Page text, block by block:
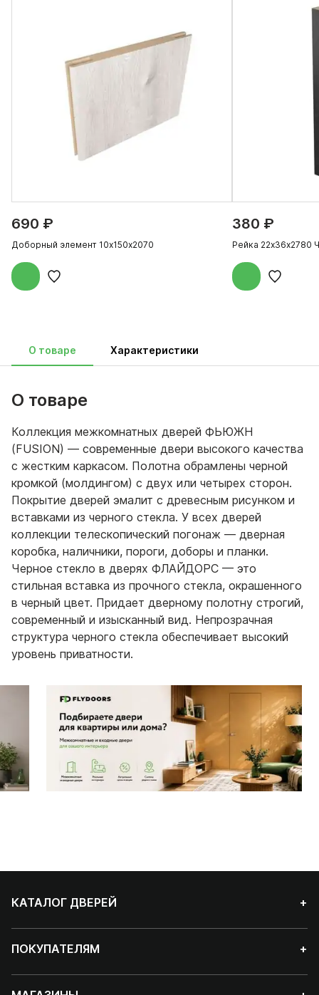
690 ₽
Доборный элемент 10х150х2070
380 ₽
Рейка 22х36х2780
О товаре Характеристики
О товаре
Коллекция межкомнатных дверей ФЬЮЖН
(FUSION) — современные двери высокого качества
с жестким каркасом. Полотна обрамлены черной
кромкой (молдингом) с двух или четырех сторон.
Покрытие дверей эмалит с древесным рисунком и
вставками из черного стекла. У всех дверей
коллекции телескопический погонаж — дверная
коробка, наличники, пороги, доборы и планки.
Черное стекло в дверях ФЛАЙДОРС — это
стильная вставка из прочного стекла, окрашенного
в черный цвет. Придает дверному полотну строгий,
современный и изысканный вид. Непрозрачная
структура черного стекла обеспечивает высокий
уровень приватности.
КАТАЛОГ ДВЕРЕЙ +
ПОКУПАТЕЛЯМ +